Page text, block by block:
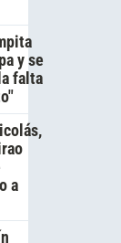
y se
falta
a